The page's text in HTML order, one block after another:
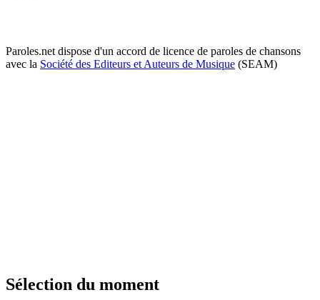
Paroles.net dispose d'un accord de licence de paroles de chansons
avec la Société des Editeurs et Auteurs de Musique (SEAM)
Sélection du moment